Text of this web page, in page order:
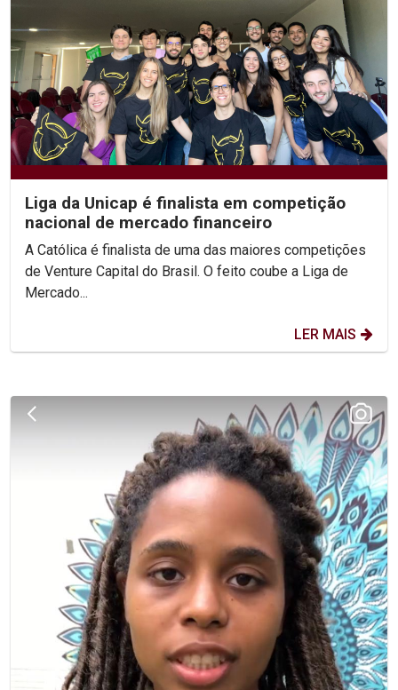
Liga da Unicap é finalista em competição
nacional de mercado financeiro
A Católica é finalista de uma das maiores competições
de Venture Capital do Brasil. O feito coube a Liga de
Mercado...
LER MAIS